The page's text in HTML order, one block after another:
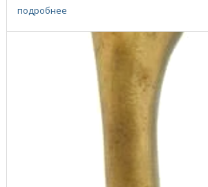
подробнее